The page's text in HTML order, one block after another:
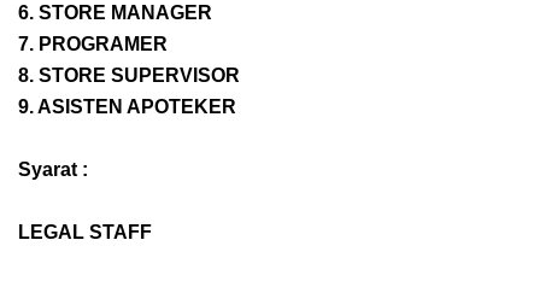
6. STORE MANAGER
7. PROGRAMER
8. STORE SUPERVISOR
9. ASISTEN APOTEKER
Syarat :
LEGAL STAFF